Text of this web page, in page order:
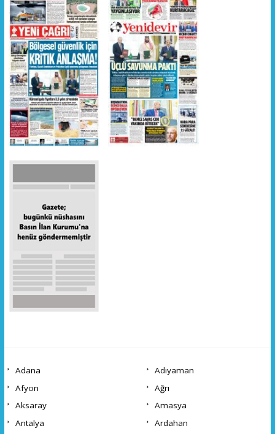
Adana
Adıyaman
Afyon
Ağrı
Aksaray
Amasya
Antalya
Ardahan